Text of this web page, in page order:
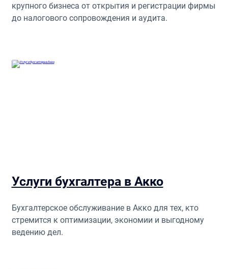
крупного бизнеса от открытия и регистрации фирмы
до налогового сопровождения и аудита.
Услуги бухгалтера в Акко
Бухгалтерское обслуживание в Акко для тех, кто
стремится к оптимизации, экономии и выгодному
ведению дел.